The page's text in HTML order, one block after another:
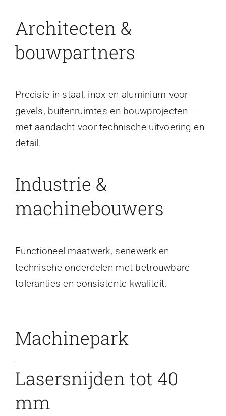
Architecten &
bouwpartners
Precisie in staal, inox en aluminium voor
gevels, buitenruimtes en bouwprojecten —
met aandacht voor technische uitvoering en
detail.
Industrie &
machinebouwers
Functioneel maatwerk, seriewerk en
technische onderdelen met betrouwbare
toleranties en consistente kwaliteit.
Machinepark
Lasersnijden tot 40
mm